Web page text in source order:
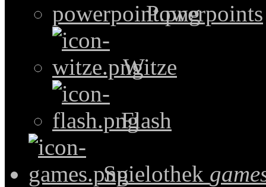
Powerpoints
Witze
Flash
Spielothek